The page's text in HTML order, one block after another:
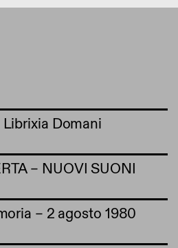
Librixia Domani
– NUOVI SUONI
– 2 agosto 1980